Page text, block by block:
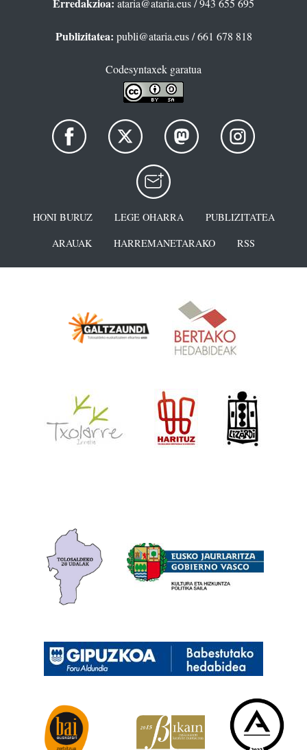
Publizitatea: publi@ataria.eus/ 661 678 818
Codesyntaxek garatua
HONI BURUZ LEGE OHARRA
PUBLIZITATEA
ARAUAK
HARREMANETARAKO RSS